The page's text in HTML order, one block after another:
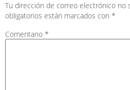
Tu dirección de correo electrónico no
obligatorios están marcados con *
Comentario *